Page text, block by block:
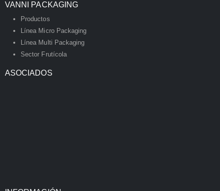
VANNI PACKAGING
Productos
Línea Micro Packaging
Línea Multi Packaging
Sector Frutícola
ASOCIADOS